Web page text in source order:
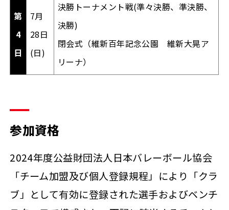
第
4
日
7月
28日
(日)
決勝トーナメント戦(準々決勝、準決勝、
決勝)
閉会式（維新百年記念公園 維新大晃ア
リーナ）
参加資格
2024年度公益財団法人日本バレーボール協会
「チーム加盟及び個人登録規程」により「クラ
ブ」として有効に登録された選手およびベンチ